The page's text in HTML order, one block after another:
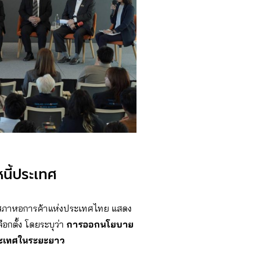
ประเทศ
าหอการค้าแห่งประเทศไทย แสดง
กตั้ง โดยระบุว่า การออกนโยบาย
ทศในระยะยาว